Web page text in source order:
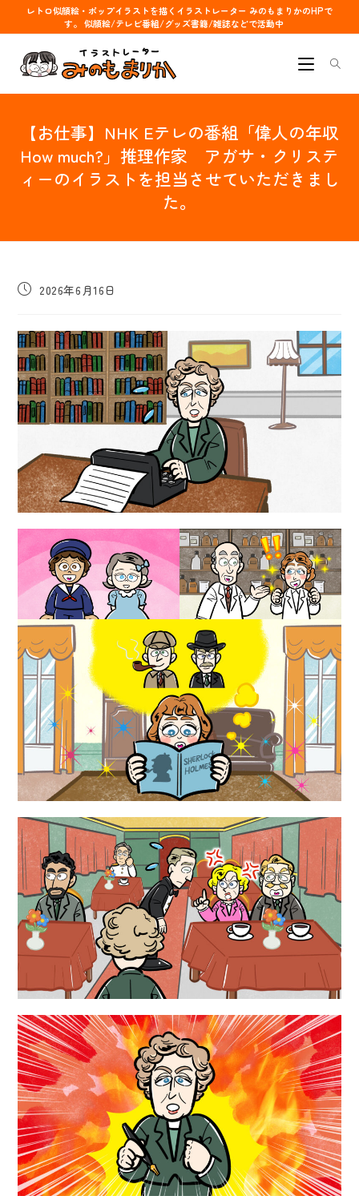
レトロ似顔絵・ポップイラストを描くイラストレーター みのもまりかのHPで
す。 似顔絵/テレビ番組/グッズ書籍/雑誌などで活動中
【お仕事】NHK Eテレの番組「偉人の年収
How much?」推理作家 アガサ・クリステ
ィーのイラストを担当させていただきまし
た。
投
開
日:
2026年6月16日